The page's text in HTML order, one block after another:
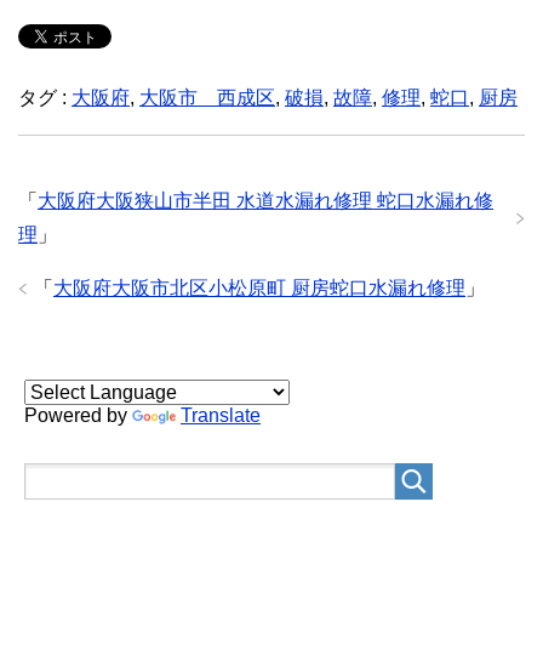
タグ : 大阪府, 大阪市 西成区, 破損, 故障, 修理, 蛇口, 厨房
「 大阪府大阪狭山市半田 水道水漏れ修理 蛇口水漏れ修
理 」
「 大阪府大阪市北区小松原町 厨房蛇口水漏れ修理 」
Powered by Translate